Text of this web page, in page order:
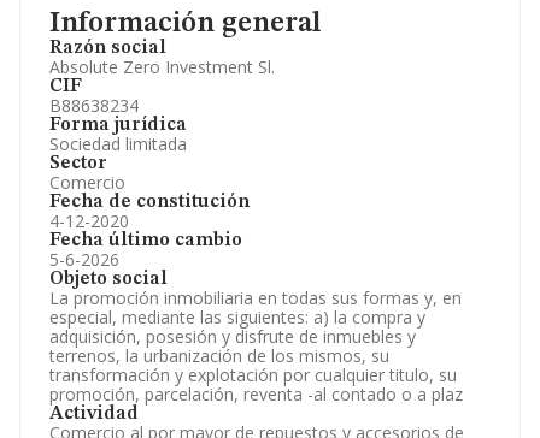
Información general
Razón social
Absolute Zero Investment Sl.
CIF
B88638234
Forma jurídica
Sociedad limitada
Sector
Comercio
Fecha de constitución
4-12-2020
Fecha último cambio
5-6-2026
Objeto social
La promoción inmobiliaria en todas sus formas y, en
especial, mediante las siguientes: a) la compra y
adquisición, posesión y disfrute de inmuebles y
terrenos, la urbanización de los mismos, su
transformación y explotación por cualquier titulo, su
promoción, parcelación, reventa -al contado o a plaz
Actividad
Comercio al por mayor de repuestos y accesorios de
Información oficial y registral complementaria.